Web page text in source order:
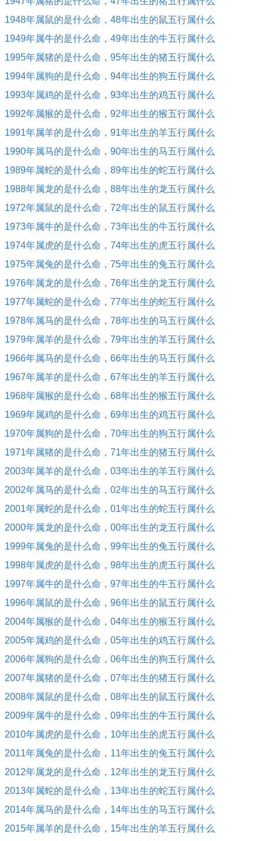
1948年属鼠的是什么命，48年出生的鼠五行属什么
1949年属牛的是什么命，49年出生的牛五行属什么
1995年属猪的是什么命，95年出生的猪五行属什么
1994年属狗的是什么命，94年出生的狗五行属什么
1993年属鸡的是什么命，93年出生的鸡五行属什么
1992年属猴的是什么命，92年出生的猴五行属什么
1991年属羊的是什么命，91年出生的羊五行属什么
1990年属马的是什么命，90年出生的马五行属什么
1989年属蛇的是什么命，89年出生的蛇五行属什么
1988年属龙的是什么命，88年出生的龙五行属什么
1972年属鼠的是什么命，72年出生的鼠五行属什么
1973年属牛的是什么命，73年出生的牛五行属什么
1974年属虎的是什么命，74年出生的虎五行属什么
1975年属兔的是什么命，75年出生的兔五行属什么
1976年属龙的是什么命，76年出生的龙五行属什么
1977年属蛇的是什么命，77年出生的蛇五行属什么
1978年属马的是什么命，78年出生的马五行属什么
1979年属羊的是什么命，79年出生的羊五行属什么
1966年属马的是什么命，66年出生的马五行属什么
1967年属羊的是什么命，67年出生的羊五行属什么
1968年属猴的是什么命，68年出生的猴五行属什么
1969年属鸡的是什么命，69年出生的鸡五行属什么
1970年属狗的是什么命，70年出生的狗五行属什么
1971年属猪的是什么命，71年出生的猪五行属什么
2003年属羊的是什么命，03年出生的羊五行属什么
2002年属马的是什么命，02年出生的马五行属什么
2001年属蛇的是什么命，01年出生的蛇五行属什么
2000年属龙的是什么命，00年出生的龙五行属什么
1999年属兔的是什么命，99年出生的兔五行属什么
1998年属虎的是什么命，98年出生的虎五行属什么
1997年属牛的是什么命，97年出生的牛五行属什么
1996年属鼠的是什么命，96年出生的鼠五行属什么
2004年属猴的是什么命，04年出生的猴五行属什么
2005年属鸡的是什么命，05年出生的鸡五行属什么
2006年属狗的是什么命，06年出生的狗五行属什么
2007年属猪的是什么命，07年出生的猪五行属什么
2008年属鼠的是什么命，08年出生的鼠五行属什么
2009年属牛的是什么命，09年出生的牛五行属什么
2010年属虎的是什么命，10年出生的虎五行属什么
2011年属兔的是什么命，11年出生的兔五行属什么
2012年属龙的是什么命，12年出生的龙五行属什么
2013年属蛇的是什么命，13年出生的蛇五行属什么
2014年属马的是什么命，14年出生的马五行属什么
2015年属羊的是什么命，15年出生的羊五行属什么